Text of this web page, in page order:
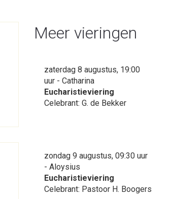
Meer vieringen
zaterdag 8 augustus, 19:00
uur - Catharina
Eucharistieviering
Celebrant: G. de Bekker
zondag 9 augustus, 09:30 uur
- Aloysius
Eucharistieviering
Celebrant: Pastoor H. Boogers